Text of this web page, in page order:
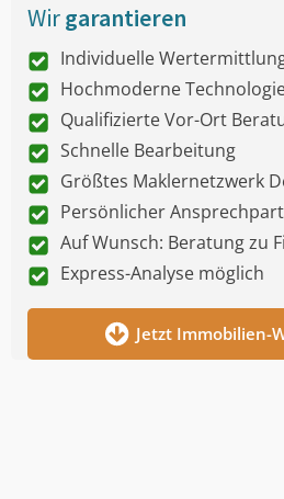
Wirgarantieren
Individuelle
Hochmoderne
Qualifizierte Vor-Ort
Schnelle Bearbeitung
Größtes Maklernetzwerk
Persönlicher
Auf Wunsch: Beratung zu
Express-Analyse möglich
Jetzt Immobilien-